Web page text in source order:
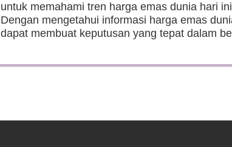
untuk memahami tren harga emas dunia hari
Dengan mengetahui informasi harga emas
dapat membuat keputusan yang tepat dalam